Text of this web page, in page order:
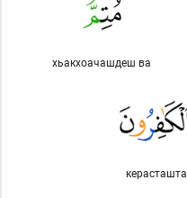
хьакхоачашдеш ва
керасташта